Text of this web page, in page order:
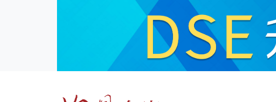
文化 財經 生活 健康